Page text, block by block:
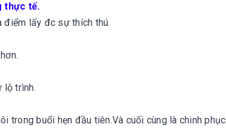
thực tế.
điểm lấy đc sự thích thú.
lộ trình.
trong buổi hẹn đầu tiên.Và cuối cùng là chinh phục